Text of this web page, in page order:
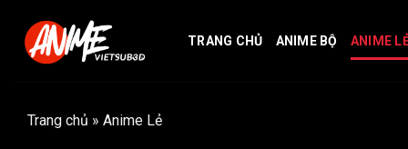
TRANG CHỦ ANIME BỘ ANIME
Trang chủ » Anime Lẻ